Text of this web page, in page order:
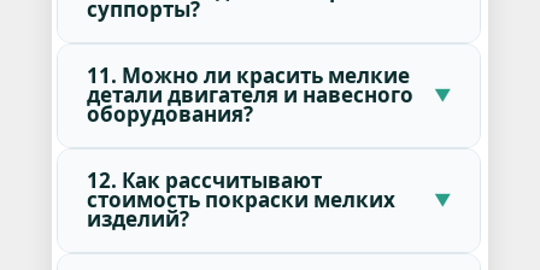
суппорты?
11. Можно ли красить мелкие
детали двигателя и навесного
оборудования?
12. Как рассчитывают
стоимость покраски мелких
изделий?